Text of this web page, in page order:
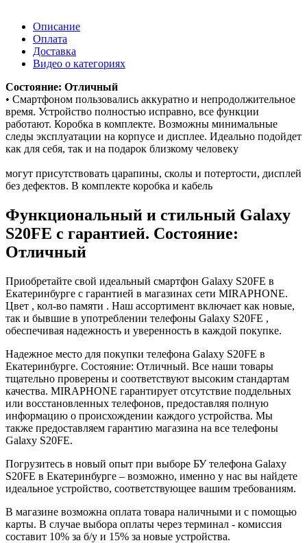
Описание
Оплата
Доставка
Видео о категориях
Состояние: Отличный
• Смартфоном пользовались аккуратно и непродолжительное
время. Устройство полностью исправно, все функции
работают. Коробка в комплекте. Возможны минимальные
следы эксплуатации на корпусе и дисплее. Идеально подойдет
как для себя, так и на подарок близкому человеку
могут присутствовать царапины, сколы и потертости, дисплей
без дефектов. В комплекте коробка и кабель
Функциональный и стильный Galaxy
S20FE с гарантией. Состояние:
Отличный
Приобретайте свой идеальный смартфон Galaxy S20FE в
Екатеринбурге с гарантией в магазинах сети MIRAPHONE.
Цвет , кол-во памяти . Наш ассортимент включает как новые,
так и бывшие в употреблении телефоны Galaxy S20FE ,
обеспечивая надежность и уверенность в каждой покупке.
Надежное место для покупки телефона Galaxy S20FE в
Екатеринбурге. Состояние: Отличный. Все наши товары
тщательно проверены и соответствуют высоким стандартам
качества. MIRAPHONE гарантирует отсутствие поддельных
или восстановленных телефонов, предоставляя полную
информацию о происхождении каждого устройства. Мы
также предоставляем гарантию магазина на все телефоны
Galaxy S20FE.
Погрузитесь в новый опыт при выборе БУ телефона Galaxy
S20FE в Екатеринбурге – возможно, именно у нас вы найдете
идеальное устройство, соответствующее вашим требованиям.
В магазине возможна оплата товара наличными и с помощью
карты. В случае выбора оплаты через терминал - комиссия
составит 10% за б/у и 15% за новые устройства.